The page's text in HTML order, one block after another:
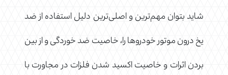
شاید بتوان مهم‌ترین و اصلی‌ترین دلیل استفاده از ضد
یخ درون موتور خودروها را، خاصیت ضد خوردگی و از بین
بردن اثرات و خاصیت اکسید شدن فلزات در مجاورت با